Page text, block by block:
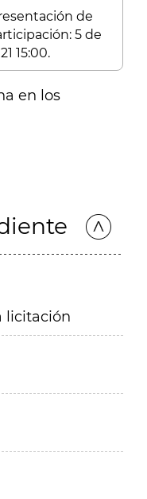
de
5 de
15:00.
en los
licitación